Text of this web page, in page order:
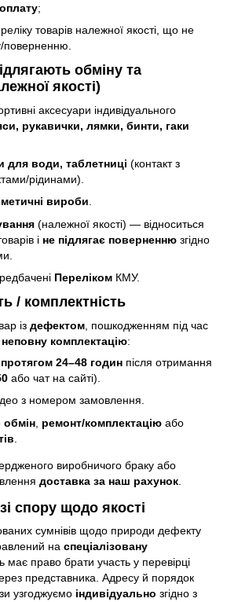
;
товарів належної якості, що не
поверненню.
обміну та
якості)
аксесуари індивідуального
рукавички, лямки, бинти, гаки
води, таблетниці (контакт з
рідинами).
вироби.
(належної якості) — відноситься
і не підлягає поверненню згідно
Переліком КМУ.
/ комплектність
із дефектом , пошкодженням під час
неповну комплектацію:
протягом 24–48 годин після отримання
або чат на сайті).
з номером замовлення.
обмін ремонт/комплектацію або
виробничого браку або
доставка за наш рахунок
спору щодо якості
сумнівів щодо природи дефекту
на спеціалізовану
має право брати участь у перевірці
представника. Адресу й порядок
узгоджуємо індивідуально згідно з